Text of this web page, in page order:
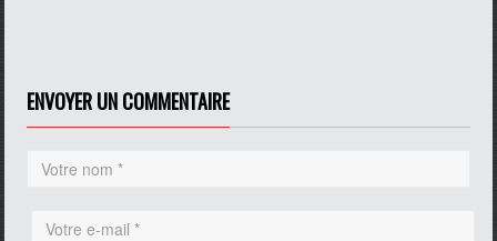
ENVOYER UN COMMENTAIRE